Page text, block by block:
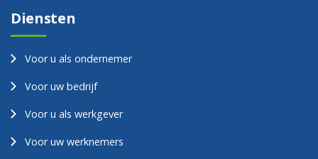
Diensten
Voor u als ondernemer
Voor uw bedrijf
Voor u als werkgever
Voor uw werknemers